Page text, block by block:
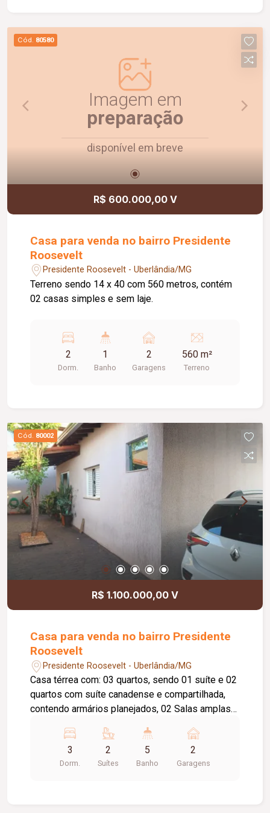
porteiro eletrônico com câmera, cerca elétrica e
portão eletrônico automático com controle
Cód. 80580
Imagem em
preparação
disponível em breve
R$ 600.000,00 V
Casa para venda no bairro Presidente
Roosevelt
Presidente Roosevelt - Uberlândia/MG
Terreno sendo 14 x 40 com 560 metros, contém
02 casas simples e sem laje.
2
Dorm.
1
Banho
2
Garagens
560 m²
Terreno
Cód. 80002
R$ 1.100.000,00 V
Casa para venda no bairro Presidente
Roosevelt
Presidente Roosevelt - Uberlândia/MG
Casa térrea com: 03 quartos, sendo 01 suíte e 02
quartos com suíte canadense e compartilhada,
contendo armários planejados, 02 Salas amplas
com móveis planejados, Varanda com área
gourmet com churrasqueira, Energia fotovoltaica,
Quintal grande e com edícula ampla, Segundo
3
Dorm.
2
Suítes
5
Banho
2
Garagens